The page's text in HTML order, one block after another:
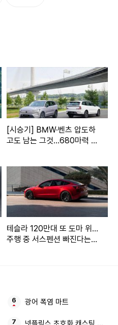
[시승기] BMW·벤츠 압도하
고도 남는 그것…680마력 볼
테슬라 120만대 또 도마 위…
주행 중 서스펜션 빠진다는
광어 폭염 마트